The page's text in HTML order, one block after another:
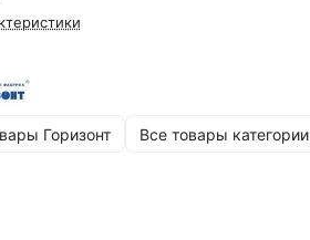
Горизонт Все товары категории